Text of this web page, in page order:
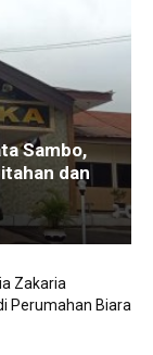
Sambo,
dan
Zakaria
Perumahan Biara